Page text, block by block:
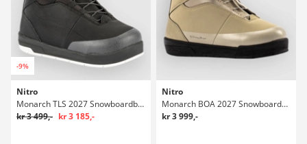
-9%
Nitro
Monarch TLS 2027 Snowboardboots
kr 3 499,- kr 3 185,-
Nitro
Monarch BOA 2027 Snowboardboots
kr 3 999,-